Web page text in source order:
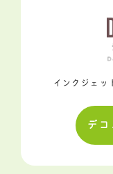
インクジェッ
デコ